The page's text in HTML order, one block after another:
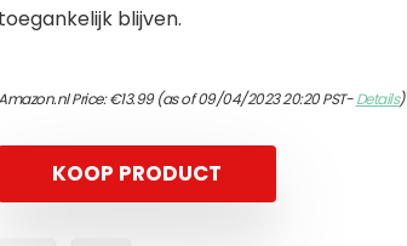
toegankelijk blijven.
Price:€13.99(as of 09/04/2023 20:20 PST-Details)
KOOP PRODUCT